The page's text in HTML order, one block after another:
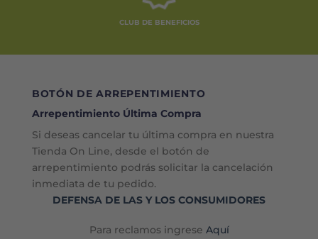
CLUB DE BENEFICIOS
BOTÓN DE ARREPENTIMIENTO
Arrepentimiento Última Compra
Si deseas cancelar tu última compra en nuestra
Tienda On Line, desde el botón de
arrepentimiento podrás solicitar la cancelación
inmediata de tu pedido.
DEFENSA DE LAS Y LOS CONSUMIDORES
Para reclamos ingrese Aquí